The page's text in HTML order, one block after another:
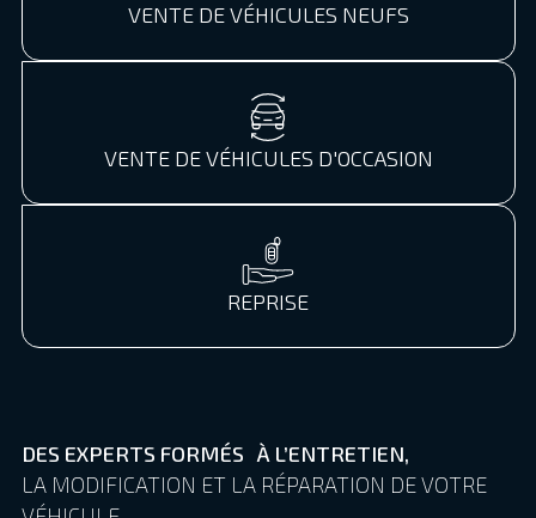
VENTE DE VÉHICULES NEUFS
VENTE DE VÉHICULES D'OCCASION
REPRISE
DES EXPERTS FORMÉS À L’ENTRETIEN,
LA MODIFICATION ET LA RÉPARATION DE VOTRE